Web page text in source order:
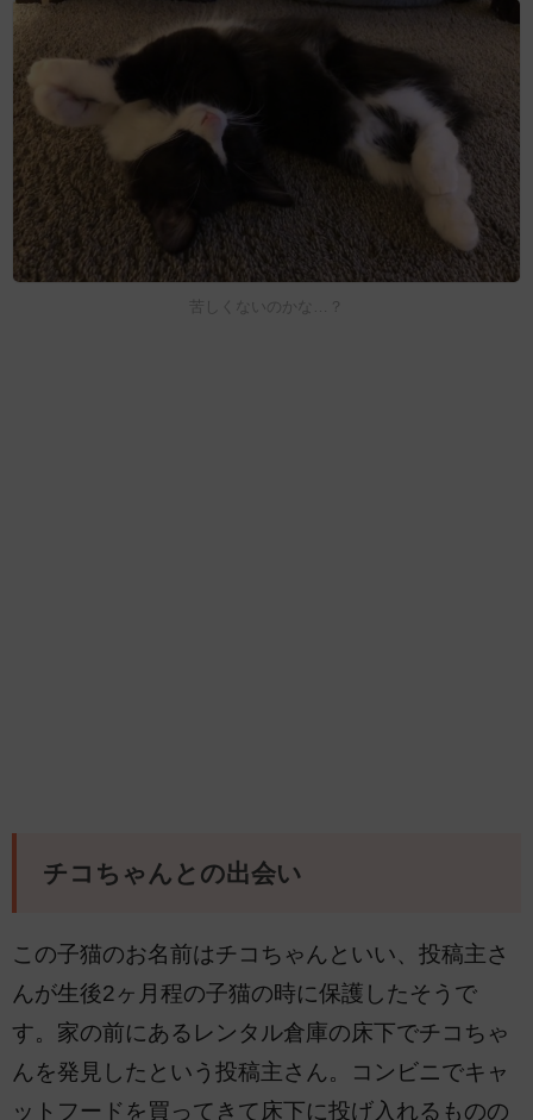
苦しくないのかな…？
チコちゃんとの出会い
この子猫のお名前はチコちゃんといい、投稿主さ
んが生後2ヶ月程の子猫の時に保護したそうで
す。家の前にあるレンタル倉庫の床下でチコちゃ
んを発見したという投稿主さん。コンビニでキャ
ットフードを買ってきて床下に投げ入れるものの